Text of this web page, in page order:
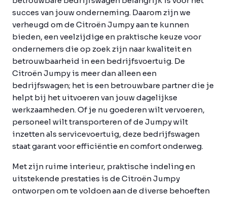
succes van jouw onderneming. Daarom zijn we
verheugd om de Citroën Jumpy aan te kunnen
bieden, een veelzijdige en praktische keuze voor
ondernemers die op zoek zijn naar kwaliteit en
betrouwbaarheid in een bedrijfsvoertuig. De
Citroën Jumpy is meer dan alleen een
bedrijfswagen; het is een betrouwbare partner die je
helpt bij het uitvoeren van jouw dagelijkse
werkzaamheden. Of je nu goederen wilt vervoeren,
personeel wilt transporteren of de Jumpy wilt
inzetten als servicevoertuig, deze bedrijfswagen
staat garant voor efficiëntie en comfort onderweg.
Met zijn ruime interieur, praktische indeling en
uitstekende prestaties is de Citroën Jumpy
ontworpen om te voldoen aan de diverse behoeften